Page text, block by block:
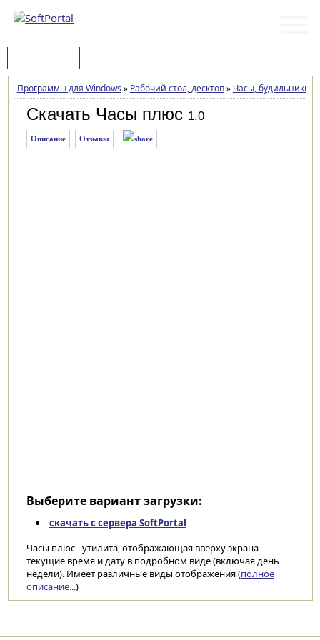
Программы для Windows » Рабочий стол, десктоп» Часы, будильники
Скачать Часы плюс 1.0
Описание Отзывы
Выберите вариант загрузки:
скачать с сервера SoftPortal
Часы плюс - утилита, отображающая вверху экрана
текущие время и дату в подробном виде (включая день
недели). Имеет различные виды отображения (полное
описание...)